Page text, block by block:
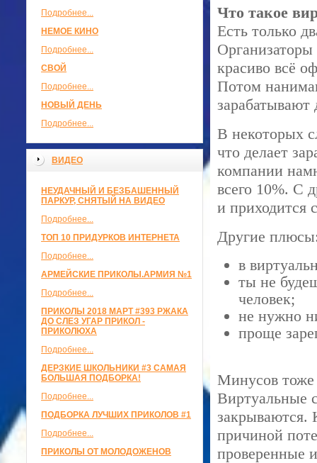
Подробнее...
НЕМОЕ КИНО
Подробнее...
СВОЙ
Подробнее...
НОВЫЙ ДЕНЬ
Подробнее...
ВИДЕО
НЕУДАЧНЫЙ И БЕЗБАШЕННЫЙ
ПАРКУР, СНЯТЫЙ НА ВИДЕО
Подробнее...
ТОП 10 ПРИДУРКОВ ИНТЕРНЕТА
Подробнее...
АРМЕЙСКИЕ ПРИКОЛЫ.АРМИЯ №1
Подробнее...
ПРИКОЛЫ 2018 МАРТ #393 РЖАКА
ДО СЛЕЗ УГАР ПРИКОЛ -
ПРИКОЛЮХА
Подробнее...
ДЕРЗКИЕ ШКОЛЬНИКИ #3 САМАЯ
БОЛЬШАЯ ПОДБОРКА!
Подробнее...
ПОДБОРКА ЛУЧШИХ ПРИКОЛОВ #1
Подробнее...
ПРИКОЛЫ ОТ МОЛОДОЖЕНОВ
Что такое
Есть только
красиво всё
Потом
зарабатывают
В некоторых
что делает
компании
всего 10%. С
и приходится
Другие
в
ты не
человек;
не нужно
проще
Минусов тоже
Виртуальные
закрываются.
причиной
проверенные